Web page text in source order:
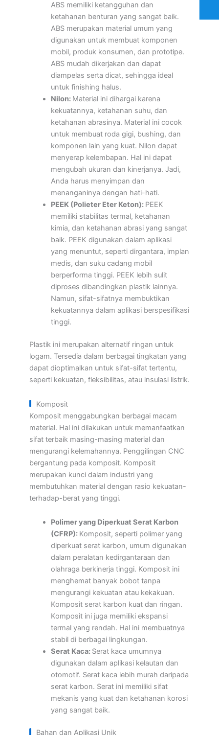
ABS memiliki ketangguhan dan
ketahanan benturan yang sangat baik.
ABS merupakan material umum yang
digunakan untuk membuat komponen
mobil, produk konsumen, dan prototipe.
ABS mudah dikerjakan dan dapat
diampelas serta dicat, sehingga ideal
untuk finishing halus.
Nilon: Material ini dihargai karena
kekuatannya, ketahanan suhu, dan
ketahanan abrasinya. Material ini cocok
untuk membuat roda gigi, bushing, dan
komponen lain yang kuat. Nilon dapat
menyerap kelembapan. Hal ini dapat
mengubah ukuran dan kinerjanya. Jadi,
Anda harus menyimpan dan
menanganinya dengan hati-hati.
PEEK (Polieter Eter Keton): PEEK
memiliki stabilitas termal, ketahanan
kimia, dan ketahanan abrasi yang sangat
baik. PEEK digunakan dalam aplikasi
yang menuntut, seperti dirgantara, implan
medis, dan suku cadang mobil
berperforma tinggi. PEEK lebih sulit
diproses dibandingkan plastik lainnya.
Namun, sifat-sifatnya membuktikan
kekuatannya dalam aplikasi berspesifikasi
tinggi.
Plastik ini merupakan alternatif ringan untuk
logam. Tersedia dalam berbagai tingkatan yang
dapat dioptimalkan untuk sifat-sifat tertentu,
seperti kekuatan, fleksibilitas, atau insulasi listrik.
Komposit
Komposit menggabungkan berbagai macam
material. Hal ini dilakukan untuk memanfaatkan
sifat terbaik masing-masing material dan
mengurangi kelemahannya. Penggilingan CNC
bergantung pada komposit. Komposit
merupakan kunci dalam industri yang
membutuhkan material dengan rasio kekuatan-
terhadap-berat yang tinggi.
Polimer yang Diperkuat Serat Karbon
(CFRP): Komposit, seperti polimer yang
diperkuat serat karbon, umum digunakan
dalam peralatan kedirgantaraan dan
olahraga berkinerja tinggi. Komposit ini
menghemat banyak bobot tanpa
mengurangi kekuatan atau kekakuan.
Komposit serat karbon kuat dan ringan.
Komposit ini juga memiliki ekspansi
termal yang rendah. Hal ini membuatnya
stabil di berbagai lingkungan.
Serat Kaca: Serat kaca umumnya
digunakan dalam aplikasi kelautan dan
otomotif. Serat kaca lebih murah daripada
serat karbon. Serat ini memiliki sifat
mekanis yang kuat dan ketahanan korosi
yang sangat baik.
Bahan dan Aplikasi Unik